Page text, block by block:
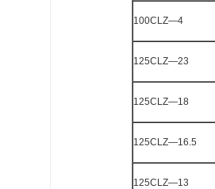
100CLZ—4
125CLZ—23
125CLZ—18
125CLZ—16.5
125CLZ—13